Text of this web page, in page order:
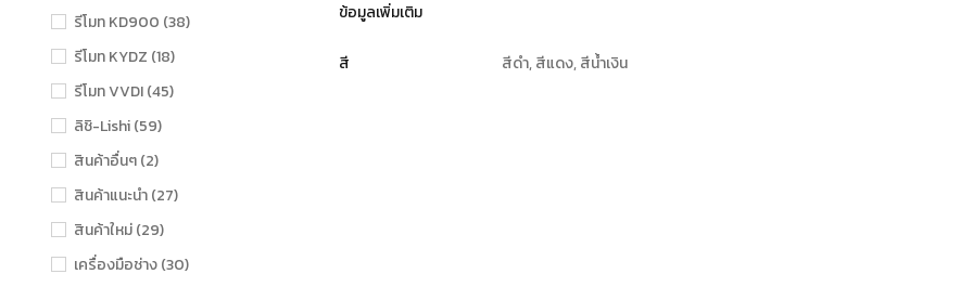
รีโมท KD900 (38)
รีโมท KYDZ (18)
รีโมท VVDI (45)
ลิชิ-Lishi (59)
สินค้าอื่นๆ (2)
สินค้าแนะนำ (27)
สินค้าใหม่ (29)
เครื่องมือช่าง (30)
ข้อมูลเพิ่มเติม
สี สีดำ, สีแดง, สีน้ำเงิน